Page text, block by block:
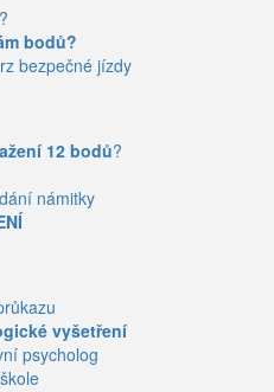
bodů?
bezpečné jízdy
12 bodů?
námitky
vyšetření
psycholog